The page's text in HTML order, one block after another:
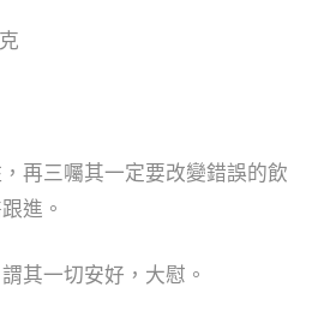
再三囑其一定要改變錯誤的飲
進。
其一切安好，大慰。